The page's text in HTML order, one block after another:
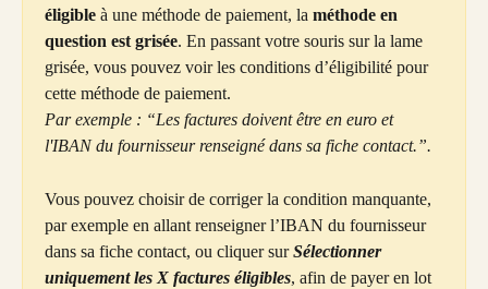
éligible à une méthode de paiement, la méthode en
question est grisée. En passant votre souris sur la lame
grisée, vous pouvez voir les conditions d’éligibilité pour
cette méthode de paiement.
Par exemple : “Les factures doivent être en euro et
l'IBAN du fournisseur renseigné dans sa fiche contact.”.
Vous pouvez choisir de corriger la condition manquante,
par exemple en allant renseigner l’IBAN du fournisseur
dans sa fiche contact, ou cliquer sur Sélectionner
uniquement les X factures éligibles, afin de payer en lot